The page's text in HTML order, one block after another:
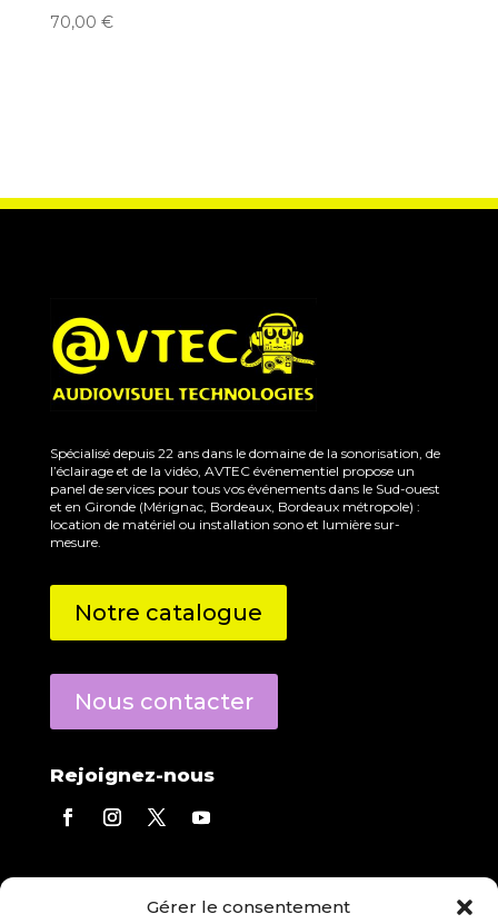
Gérer le consentement
70,00 €
Spécialisé depuis 22 ans dans le domaine de la sonorisation, de
l’éclairage et de la vidéo, AVTEC événementiel propose un
panel de services pour tous vos événements dans le Sud-ouest
et en Gironde (Mérignac, Bordeaux, Bordeaux métropole) :
location de matériel ou installation sono et lumière sur-
mesure.
Notre catalogue
Nous contacter
Rejoignez-nous
Eric Derecourtrépond à toutes vos questions.